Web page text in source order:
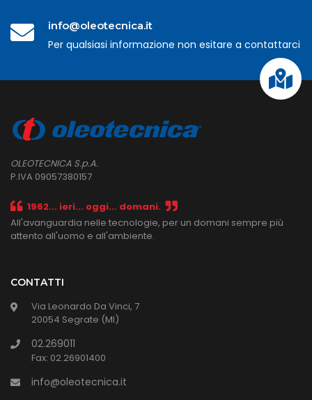
info@oleotecnica.it
Per qualsiasi informazione non esitare a contattarci
OLEOTECNICA S.p.A.
P.IVA 09057380157
1962... ieri... oggi... domani.
All'avanguardia nelle tecnologie, per un domani sempre più
attento all'uomo e all'ambiente.
CONTATTI
Via Leonardo Da Vinci, 7
20054 Segrate (MI)
02.269011
Fax: 02.26901400
info@oleotecnica.it